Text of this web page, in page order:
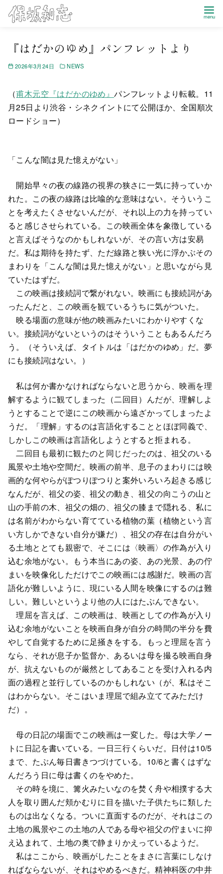
Home NEWS 『はだかのゆめ』パンフレットより
『はだかのゆめ』パンフレットより
2026年3月24日 NEWS
（甫木元空『はだかのゆめ』パンフレットより転載。11
月25日より渋谷・シネクイントにて公開ほか、全国順次
ロードショー）
「こんな闇は見た憶えがない」
開始早々の夜の線路の視界の狭さに一気に持っていか
れた。この夜の線路は比喩的な意味はない。そういうこ
とを考えたくさせないんだが、それ以上の力を持ってい
ると感じさせられている。この映画全体を象徴している
と言えばそうなのかもしれないが、その言い方は安易
だ。私は期待を持たず、ただ線路と狭い光に浮かぶその
まわりを「こんな闇は見た憶えがない」と思いながら見
ていたはずだ。
この映画は接続詞で繋がれない。映画にも接続詞があ
ったんだと、この映画を観ているうちに気がついた。
映る場面の意味が他の映画みたいにわかりやすくな
い。接続詞がないというのはそういうこともあるんだろ
う。（そういえば、タイトルは「はだかのゆめ」だ。夢
にも接続詞はない。）
私は何か書かなければならないと思うから、映画を理
解するように観てしまった（二回目）んだが、理解しよ
うとすることで逆にこの映画から遠ざかってしまったよ
うだ。「理解」するのは言語化することとほぼ同義で、
しかしこの映画は言語化しようとすると拒まれる。
二回目も最初に観たのと同じだったのは、祖父のいる
風景や土地や空間だ。映画の前半、息子のまわりには映
画的な何やらがぽつりぽつりと案外いろいろ起きる感じ
なんだが、祖父の姿、祖父の動き、祖父の向こうの山と
山の手前の木、祖父の畑の、祖父の膝まで隠れる、私に
は名前がわからない育てている植物の葉（植物という言
い方しかできない自分が嫌だ）、祖父の存在は自分がい
る土地ととても親密で、そこには〈映画〉の作為が入り
込む余地がない。もう本当にあの姿、あの光景、あの佇
まいを映像化しただけでこの映画には感謝だ。映画の言
語化が難しいように、現にいる人間を映像にするのは難
しい。難しいというより他の人にはたぶんできない。
理屈を言えば、この映画は、映画としての作為が入り
込む余地がないことを映画自身が自分の時間の半分を費
やして自覚するために足掻きをする。もっと理屈を言う
なら、それが息子か監督か、あるいは母を撮る映画自身
が、抗えないものが厳然としてあることを受け入れる内
面の過程と並行しているのかもしれない（が、私はそこ
はわからない。そこはいま理屈で組み立ててみただけ
だ）。
母の日記の場面でこの映画は一変した。母は大学ノー
トに日記を書いている。一日三行くらいだ。日付は10/5
まで、たぶん毎日書きつづけている。10/6と書くはずな
んだろう日に母は書くのをやめた。
その時を境に、篝火みたいなのを焚く舟や相撲する大
人を取り囲んだ頬かむりに目を描いた子供たちに類した
ものは出なくなる。ついに直面するのだが、それはこの
土地の風景やこの土地の人である母や祖父の佇まいに抑
え込まれて、土地の奥で静まりかえっているようだ。
私はここから、映画がしたことをまさに言葉にしなけ
ればならないが、それはやめるべきだ。精神科医の中井